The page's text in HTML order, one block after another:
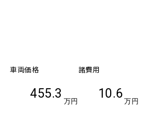
車両価格
455.3
万円
諸費用
10.6
万円